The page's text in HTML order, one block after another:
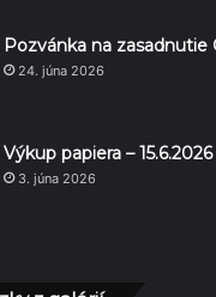
Pozvánka na zasadnutie
24. júna 2026
Výkup papiera – 15.6.2026
3. júna 2026